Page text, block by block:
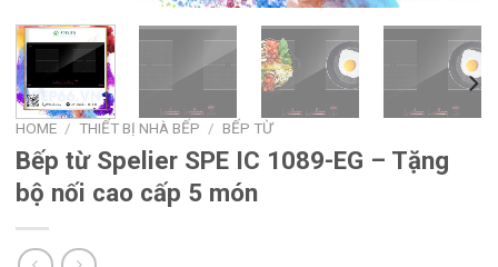
HOME / THIẾT BỊ NHÀ BẾP / BẾP TỪ
Bếp từ Spelier SPE IC 1089-EG – Tặng
bộ nối cao cấp 5 món